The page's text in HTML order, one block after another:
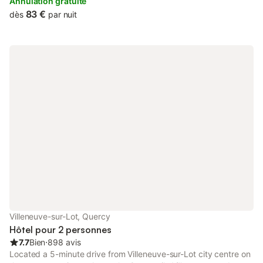
dès 83 € par nuit
Villeneuve-sur-Lot, Quercy
Hôtel pour 2 personnes
7.7Bien⋅898 avis
Located a 5-minute drive from Villeneuve-sur-Lot city centre on